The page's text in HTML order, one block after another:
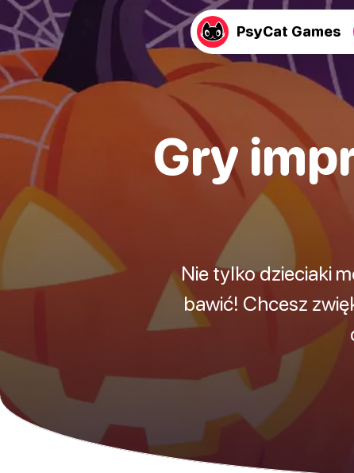
PsyCat Games
Gry
Nie tylko dzieciaki
bawić! Chcesz